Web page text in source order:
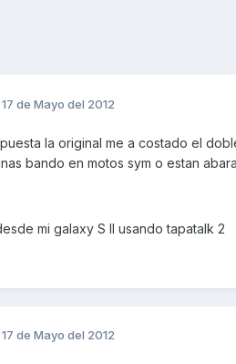
17 de Mayo del 2012
la original me a costado el
bando en motos sym o estan
mi galaxy S II usando tapatalk 2
17 de Mayo del 2012